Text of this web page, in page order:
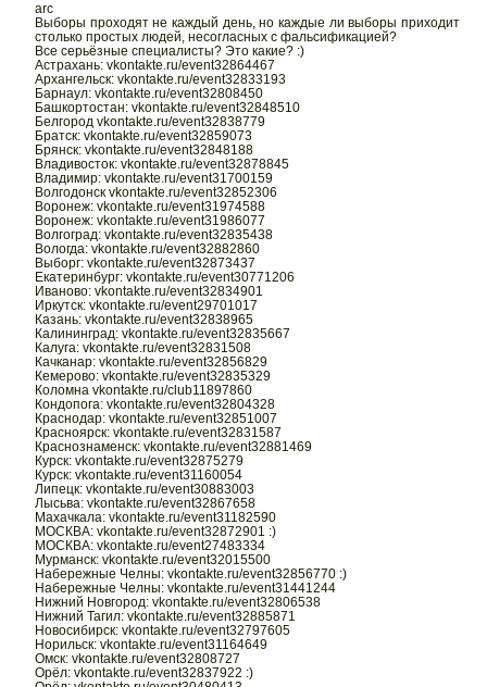
arc
Выборы проходят не каждый день, но каждые ли выборы приходит
столько простых людей, несогласных с фальсификацией?
Все серьёзные специалисты? Это какие? :)
Астрахань: vkontakte.ru/event32864467
Архангельск: vkontakte.ru/event32833193
Барнаул: vkontakte.ru/event32808450
Башкортостан: vkontakte.ru/event32848510
Белгород vkontakte.ru/event32838779
Братск: vkontakte.ru/event32859073
Брянск: vkontakte.ru/event32848188
Владивосток: vkontakte.ru/event32878845
Владимир: vkontakte.ru/event31700159
Волгодонск vkontakte.ru/event32852306
Воронеж: vkontakte.ru/event31974588
Воронеж: vkontakte.ru/event31986077
Волгоград: vkontakte.ru/event32835438
Вологда: vkontakte.ru/event32882860
Выборг: vkontakte.ru/event32873437
Екатеринбург: vkontakte.ru/event30771206
Иваново: vkontakte.ru/event32834901
Иркутск: vkontakte.ru/event29701017
Казань: vkontakte.ru/event32838965
Калининград: vkontakte.ru/event32835667
Калуга: vkontakte.ru/event32831508
Качканар: vkontakte.ru/event32856829
Кемерово: vkontakte.ru/event32835329
Коломна vkontakte.ru/club11897860
Кондопога: vkontakte.ru/event32804328
Краснодар: vkontakte.ru/event32851007
Красноярск: vkontakte.ru/event32831587
Краснознаменск: vkontakte.ru/event32881469
Курск: vkontakte.ru/event32875279
Курск: vkontakte.ru/event31160054
Липецк: vkontakte.ru/event30883003
Лысьва: vkontakte.ru/event32867658
Махачкала: vkontakte.ru/event31182590
МОСКВА: vkontakte.ru/event32872901 :)
МОСКВА: vkontakte.ru/event27483334
Мурманск: vkontakte.ru/event32015500
Набережные Челны: vkontakte.ru/event32856770 :)
Набережные Челны: vkontakte.ru/event31441244
Нижний Новгород: vkontakte.ru/event32806538
Нижний Тагил: vkontakte.ru/event32885871
Новосибирск: vkontakte.ru/event32797605
Норильск: vkontakte.ru/event31164649
Омск: vkontakte.ru/event32808727
Орёл: vkontakte.ru/event32837922 :)